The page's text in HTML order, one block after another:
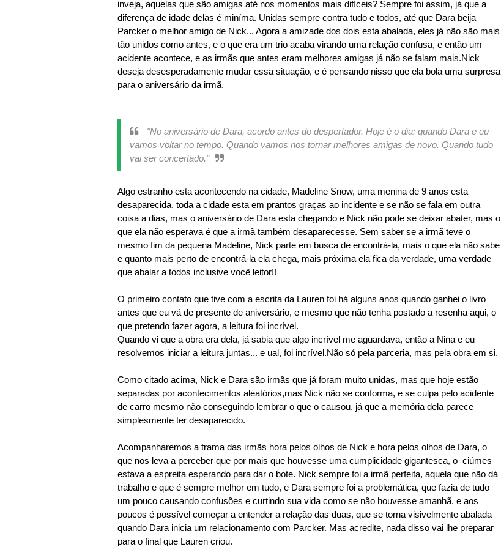
inveja, aquelas que são amigas até nos momentos mais difíceis? Sempre foi assim, já que a
diferença de idade delas é miníma. Unidas sempre contra tudo e todos, até que Dara beija
Parcker o melhor amigo de Nick... Agora a amizade dos dois esta abalada, eles já não são mais
tão unidos como antes, e o que era um trio acaba virando uma relação confusa, e então um
acidente acontece, e as irmãs que antes eram melhores amigas já não se falam mais.Nick
deseja desesperadamente mudar essa situação, e é pensando nisso que ela bola uma surpresa
para o aniversário da irmã.
"No aniversário de Dara, acordo antes do despertador. Hoje é o dia: quando Dara e eu
vamos voltar no tempo. Quando vamos nos tornar melhores amigas de novo. Quando tudo
vai ser concertado."
Algo estranho esta acontecendo na cidade, Madeline Snow, uma menina de 9 anos esta
desaparecida, toda a cidade esta em prantos graças ao incidente e se não se fala em outra
coisa a dias, mas o aniversário de Dara esta chegando e Nick não pode se deixar abater, mas o
que ela não esperava é que a irmã também desaparecesse. Sem saber se a irmã teve o
mesmo fim da pequena Madeline, Nick parte em busca de encontrá-la, mais o que ela não sabe
e quanto mais perto de encontrá-la ela chega, mais próxima ela fica da verdade, uma verdade
que abalar a todos inclusive você leitor!!
O primeiro contato que tive com a escrita da Lauren foi há alguns anos quando ganhei o livro
antes que eu vá de presente de aniversário, e mesmo que não tenha postado a resenha aqui, o
que pretendo fazer agora, a leitura foi incrível.
Quando vi que a obra era dela, já sabia que algo incrível me aguardava, então a Nina e eu
resolvemos iniciar a leitura juntas... e ual, foi incrível.Não só pela parceria, mas pela obra em si.
Como citado acima, Nick e Dara são irmãs que já foram muito unidas, mas que hoje estão
separadas por acontecimentos aleatórios,mas Nick não se conforma, e se culpa pelo acidente
de carro mesmo não conseguindo lembrar o que o causou, já que a memória dela parece
simplesmente ter desaparecido.
Acompanharemos a trama das irmãs hora pelos olhos de Nick e hora pelos olhos de Dara, o
que nos leva a perceber que por mais que houvesse uma cumplicidade gigantesca, o ciúmes
estava a espreita esperando para dar o bote. Nick sempre foi a irmã perfeita, aquela que não dá
trabalho e que é sempre melhor em tudo, e Dara sempre foi a problemática, que fazia de tudo
um pouco causando confusões e curtindo sua vida como se não houvesse amanhã, e aos
poucos é possível começar a entender a relação das duas, que se torna visivelmente abalada
quando Dara inicia um relacionamento com Parcker. Mas acredite, nada disso vai lhe preparar
para o final que Lauren criou.